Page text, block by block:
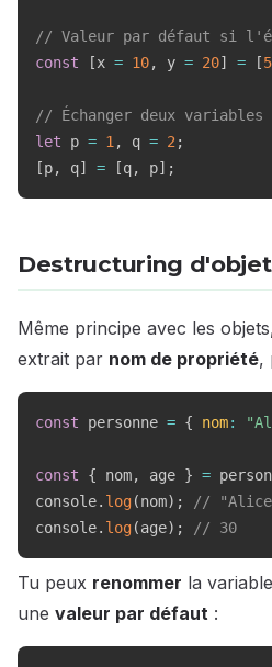
// Valeur par défaut si
const
[x = 10, y = 20] = [5
// Échanger deux variables
let p = 1 , q = 2 ;
[p, q] = [q, p] ;
Destructuring d'objet
Même principe avec les
extrait par nom de propriété,
const personne = { nom:
const { nom, age } =
console. log(nom) ;
//
console. log(age) ; // 30
Tu peux renommer la
une valeur par défaut :